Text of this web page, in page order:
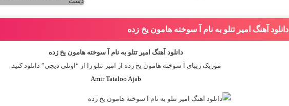
دانلود آهنگ امیر تتلو به نام آ سوخته هامون یخ زده
دانلود آهنگ امیر تتلو به نام آ سوخته هامون یخ زده
موزیک زیبای آ سوخته هامون یخ زده از
امیر تتلو را از “اونلی دیجی” دانلود کنید.
Amir Tataloo Ajab